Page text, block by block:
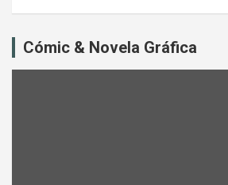
Cómic & Novela Gráfica